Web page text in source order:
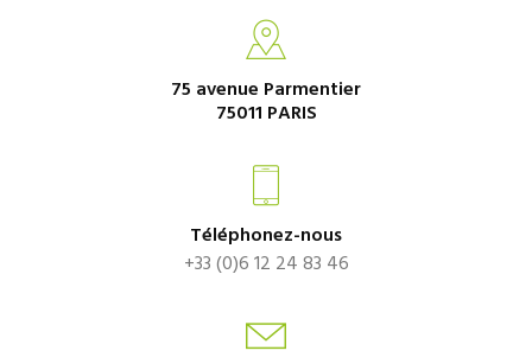
75 avenue Parmentier
75011 PARIS
Téléphonez-nous
+33 (0)6 12 24 83 46